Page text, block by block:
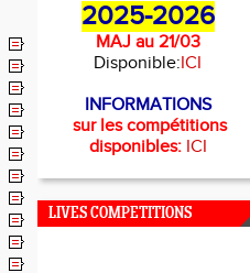
2025-2026
MAJ au 21/03
Disponible:ICI
INFORMATIONS
sur les compétitions
disponibles: ICI
LIVES COMPETITIONS